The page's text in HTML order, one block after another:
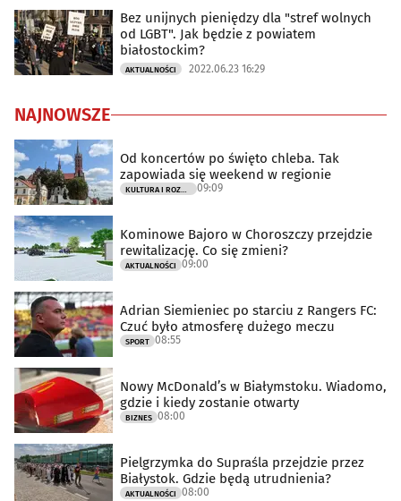
Bez unijnych pieniędzy dla "stref wolnych
od LGBT". Jak będzie z powiatem
białostockim?
AKTUALNOŚCI 2022.06.23 16:29
NAJNOWSZE
Od koncertów po święto chleba. Tak
zapowiada się weekend w regionie
09:09
Kominowe Bajoro w Choroszczy przejdzie
rewitalizację. Co się zmieni?
AKTUALNOŚCI 09:00
Adrian Siemieniec po starciu z Rangers FC:
Czuć było atmosferę dużego meczu
SPORT 08:55
Nowy McDonald’s w Białymstoku. Wiadomo,
gdzie i kiedy zostanie otwarty
BIZNES 08:00
Pielgrzymka do Supraśla przejdzie przez
Białystok. Gdzie będą utrudnienia?
AKTUALNOŚCI 08:00